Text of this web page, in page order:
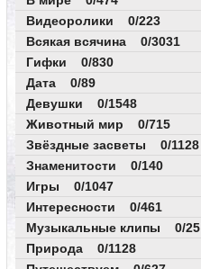
Видеоролики 0/223
Всякая всячина 0/3031
Гифки 0/830
Дата 0/89
Девушки 0/1548
Животный мир 0/715
Звёздные засветы 0/1128
Знаменитости 0/140
Игры 0/1047
Интересности 0/461
Музыкальные клипы 0/25
Природа 0/1128